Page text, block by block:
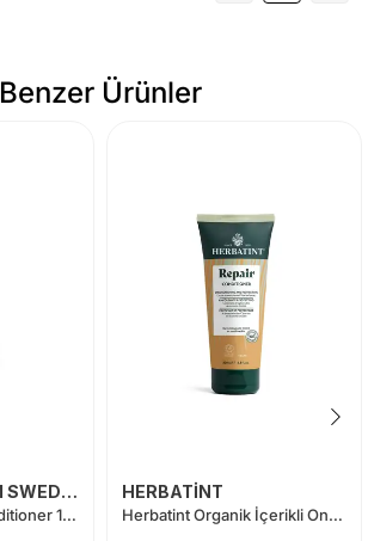
Benzer Ürünler
REF STOCKHOLM SWEDEN
Ref Cool Silver Conditioner 100 ml
HERBATİNT
Herbatint Organik İçerikli Onarıcı Bakım Kremi 200 ml